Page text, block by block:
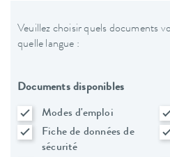
Veuillez choisir quels documents
quelle langue :
Documents disponibles
Modes d'emploi
Fiche de données de
sécurité